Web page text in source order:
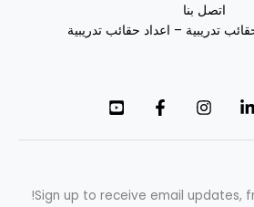
اتصل بنا
تدريبية – اعداد حقائب تدريبية
Sign up to receive email updates,